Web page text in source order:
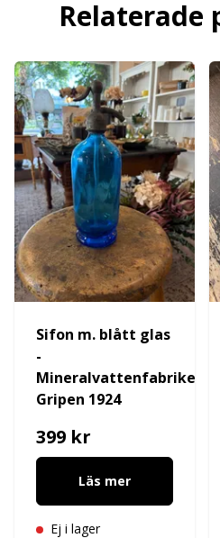
Relaterade
Sifon m. blått glas
-
Mineralvattenfabriken
Gripen 1924
399 kr
Läs mer
Ej i lager